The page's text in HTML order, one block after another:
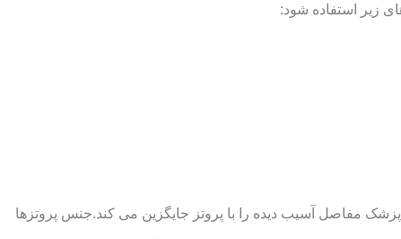
زیر استفاده شود:
مفاصل آسیب دیده را با پروتز جایگزین می کند.جنس پروتزها